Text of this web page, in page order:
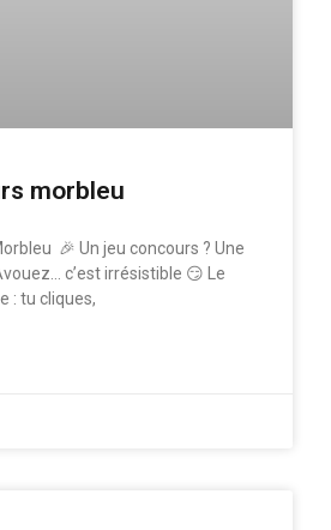
morbleu
🎉 Un jeu concours ? Une
c’est irrésistible 😏 Le
: tu cliques,